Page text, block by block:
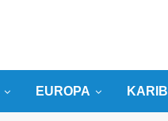
EUROPA